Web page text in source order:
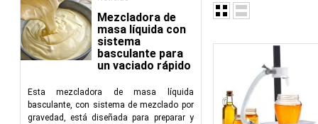
Mezcladora de
masa líquida con
sistema
basculante para
un vaciado rápido
Esta mezcladora de masa líquida
basculante, con sistema de mezclado por
gravedad, está diseñada para preparar y
incluidas las de
garantizan que se
Tipos de máquinas
Máquinas
bebidas,
garantizar